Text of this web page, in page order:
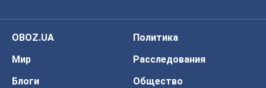
OBOZ.UA
Политика
Мир
Расследования
Блоги
Общество